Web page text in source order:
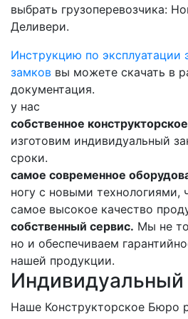
выбрать грузоперевозчика:
Деливери.
Инструкцию по эксплуатации
замков вы можете скачать в
документация.
у нас
собственное
изготовим индивидуальный
сроки.
самое современное
ногу с новыми технологиями,
самое высокое качество
собственный сервис. Мы не
но и обеспечиваем
нашей продукции.
Индивидуальный
Наше Конструкторское Бюро